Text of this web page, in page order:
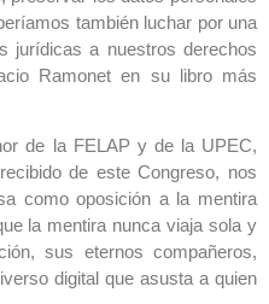
también luchar por una
jurídicas a nuestros derechos
Ramonet en su libro más
de la FELAP y de la UPEC,
de este Congreso, nos
como oposición a la mentira
la mentira nunca viaja sola y
sus eternos compañeros,
digital que asusta a quien